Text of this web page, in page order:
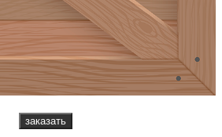
заказать